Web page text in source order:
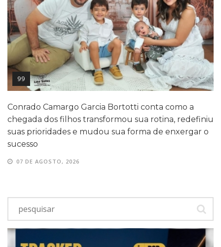
99
Conrado Camargo Garcia Bortotti conta como a
chegada dos filhos transformou sua rotina, redefiniu
suas prioridades e mudou sua forma de enxergar o
sucesso
07 DE AGOSTO, 2026